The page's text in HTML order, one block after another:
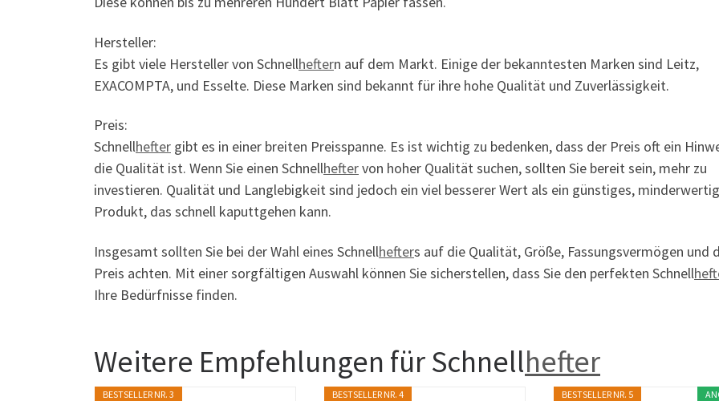
Hersteller:
Es gibt viele Hersteller von Schnellheftern auf dem Markt. Einige der bekanntesten Marken sind Leitz,
EXACOMPTA, und Esselte. Diese Marken sind bekannt für ihre hohe Qualität und Zuverlässigkeit.
Preis:
Schnellhefter gibt es in einer breiten Preisspanne. Es ist wichtig zu bedenken, dass der Preis oft ein
die Qualität ist. Wenn Sie einen Schnellheftervon hoher Qualität suchen, sollten Sie bereit sein, mehr zu
investieren. Qualität und Langlebigkeit sind jedoch ein viel besserer Wert als ein günstiges,
Produkt, das schnell kaputtgehen kann.
Insgesamt sollten Sie bei der Wahl eines Schnellhefters auf die Qualität, Größe, Fassungsvermögen und
Preis achten. Mit einer sorgfältigen Auswahl können Sie sicherstellen, dass Sie den perfekten Schnell
Ihre Bedürfnisse finden.
Weitere Empfehlungen für Schnellhefter
BESTSELLER NR. 3 BESTSELLER NR. 4 BESTSELLER NR. 5